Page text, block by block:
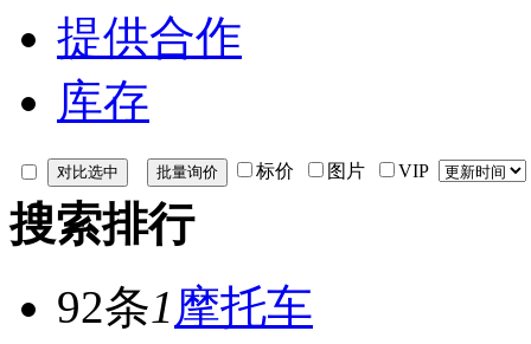
提供合作
库存
标价 图片 VIP
搜索排行
92条1摩托车